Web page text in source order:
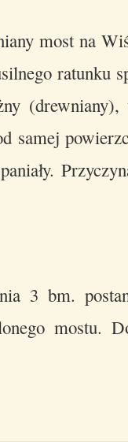
most na
ratunku
samej
3 bm.
mostu.